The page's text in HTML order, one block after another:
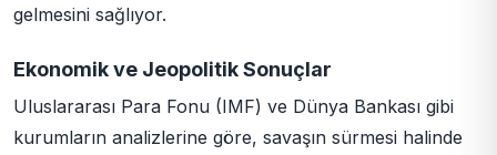
gelmesini sağlıyor.
Ekonomik ve Jeopolitik Sonuçlar
Uluslararası Para Fonu (IMF) ve Dünya Bankası gibi
kurumların analizlerine göre, savaşın sürmesi halinde